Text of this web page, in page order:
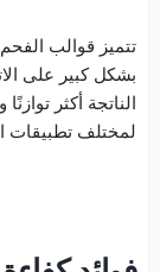
تتميز قوالب
بشكل كبير على
الناتجة أكثر
لمختلف تطبيقات